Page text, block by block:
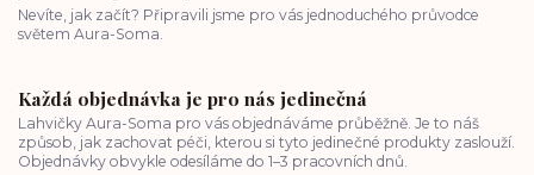
Nevíte, jak začít? Připravili jsme pro vás jednoduchého průvodce
světem Aura-Soma.
Každá objednávka je pro nás jedinečná
Lahvičky Aura-Soma pro vás objednáváme průběžně. Je to náš
způsob, jak zachovat péči, kterou si tyto jedinečné produkty zaslouží.
Objednávky obvykle odesíláme do 1–3 pracovních dnů.